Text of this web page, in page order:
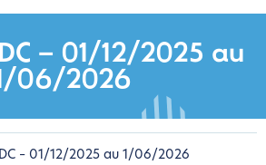
– 01/12/2025 au
06/2026
– 01/12/2025 au 1/06/2026